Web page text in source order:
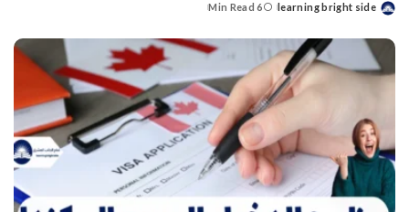
Posted
learning bright side
6 Min Read